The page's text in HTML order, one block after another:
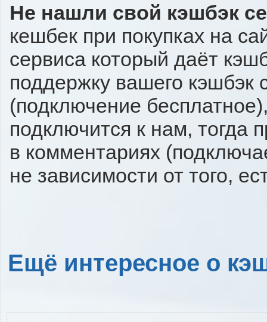
Не нашли свой кэшбэк
кешбек при покупках на
сервиса который даёт
поддержку вашего кэшбэк
(подключение
подключится к нам, тогда
в комментариях
не зависимости от того,
Ещё интересное о